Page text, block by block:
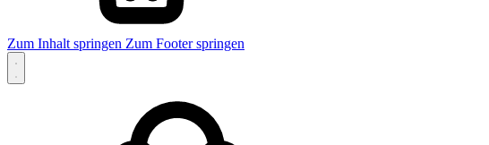
Zum Inhalt springen Zum Footer springen